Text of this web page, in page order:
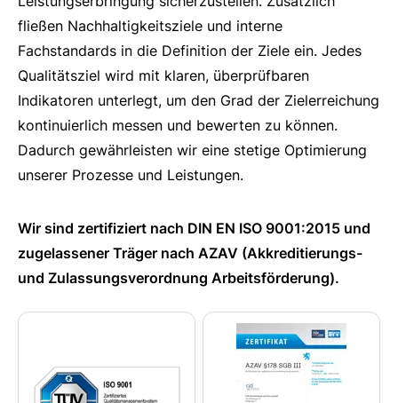
fließen Nachhaltigkeitsziele und interne
Fachstandards in die Definition der Ziele ein. Jedes
Qualitätsziel wird mit klaren, überprüfbaren
Indikatoren unterlegt, um den Grad der Zielerreichung
kontinuierlich messen und bewerten zu können.
Dadurch gewährleisten wir eine stetige Optimierung
unserer Prozesse und Leistungen.
Wir sind zertifiziert nach DIN EN ISO 9001:2015 und
zugelassener Träger nach AZAV (Akkreditierungs-
und Zulassungsverordnung Arbeitsförderung).